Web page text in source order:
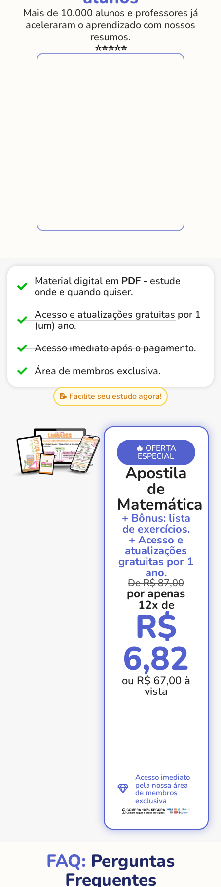
✓ Forma Trigonométrica dos Números
Complexos.
o gabarito.
Mais de 10.000 alunos e professores já
aceleraram o aprendizado com nossos
resumos.
⭐⭐⭐⭐⭐
Material digital em PDF - estude
onde e quando quiser.
Acesso e atualizações gratuitas por 1
(um) ano.
Acesso imediato após o pagamento.
Área de membros exclusiva.
📝 Facilite seu estudo agora!
🔥 OFERTA
ESPECIAL
Apostila
de
Matemática
+ Bônus: lista
de exercícios.
+ Acesso e
atualizações
gratuitas por 1
ano.
De R$ 87,00
por apenas
12x de
R$
6,82
ou R$ 67,00 à
vista
Acesso imediato
pela nossa área
de membros
exclusiva
FAQ: Perguntas
Frequentes